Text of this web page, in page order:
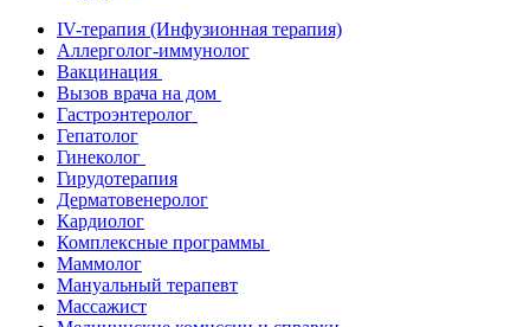
IV-терапия (Инфузионная терапия)
Аллерголог-иммунолог
Вакцинация
Вызов врача на дом
Гастроэнтеролог
Гепатолог
Гинеколог
Гирудотерапия
Дерматовенеролог
Кардиолог
Комплексные программы
Маммолог
Мануальный терапевт
Массажист